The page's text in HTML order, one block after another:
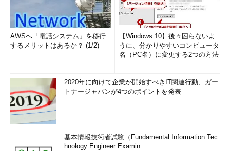
AWSへ「電話システム」を移行
するメリットはあるか？ (1/2)
【Windows 10】後々困らないよ
うに、分かりやすいコンピュータ
名（PC名）に変更する2つの方法
2020年に向けて企業が開始すべきIT関連行動、ガー
トナージャパンが4つのポイントを発表
基本情報技術者試験（Fundamental Information Tec
hnology Engineer Examin...